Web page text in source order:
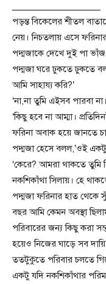
পড়ন্ত বিকেলের শীতল
নেয়। নিচতলায় এসে
পদ্মজাকে দেখে দুই পা
পদ্মজা ঘরে ঢুকতে ঢুকতে
আমি সাহায্য করি?’
‘না,না তুমি এইসব পারবা
‘কিছু হবে না আম্মা।
ফরিনা অবাক হয়ে জানতে
পদ্মজা হেসে বলল,’ওই
‘কেরে? আমরা থাকতে
নকশিকাঁথা সিলায়। হে
পদ্মজা ফরিনার হাত থেকে
বছর আমি কেমন অবস্থা
পরিবারের জন্য কিছু করা
হয়েও নিজের ঘাড়ে সব
ততটুকুতে পরিবার চলতে
একটু যদি নকশিকাঁথার